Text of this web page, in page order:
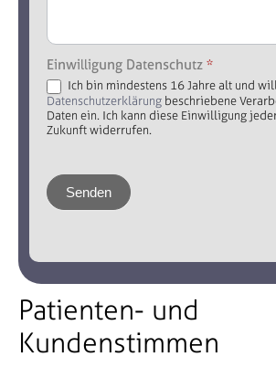
Einwilligung Datenschutz*
Ich bin mindestens 16 Jahre alt und
Datenschutzerklärung beschriebene
Daten ein. Ich kann diese Einwilligung
Zukunft widerrufen.
Senden
Patienten- und
Kundenstimmen